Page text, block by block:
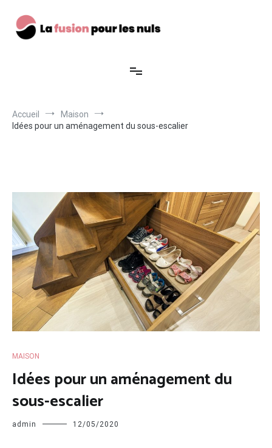
contenu
Accueil
Maison
Idées pour un aménagement du sous-escalier
MAISON
Idées pour un aménagement du
sous-escalier
admin 12/05/2020